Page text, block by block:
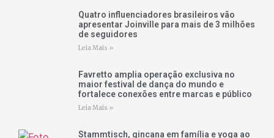
Quatro influenciadores brasileiros vão
apresentar Joinville para mais de 3 milhões
de seguidores
Leia Mais »
Favretto amplia operação exclusiva no
maior festival de dança do mundo e
fortalece conexões entre marcas e público
Leia Mais »
Stammtisch, gincana em família e yoga ao